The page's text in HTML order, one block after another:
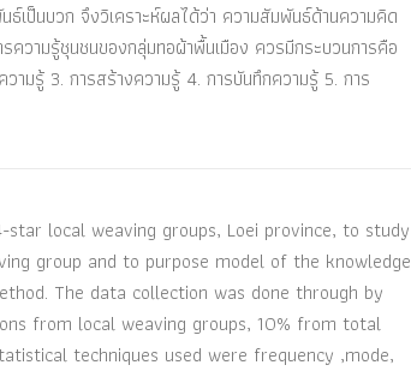
ป็นบวก จึงวิเคราะห์ผลได้ว่า ความสัมพันธ์ด้านความคิด
ความรู้ชุนชนของกลุ่มทอผ้าพื้นเมือง ควรมีกระบวนการคือ
ามรู้ 3. การสร้างความรู้ 4. การบันทึกความรู้ 5. การ
local weaving groups, Loei province, to study
group and to purpose model of the knowledge
The data collection was done through by
from local weaving groups, 10% from total
techniques used were frequency ,mode,